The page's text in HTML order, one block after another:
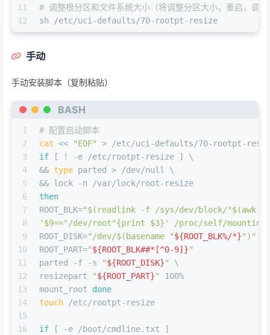
11
12
# 调整根分区和文件系统大小（将调整分区大小，重启，调
sh /etc/uci-defaults/70-rootpt-resize
手动
手动安装脚本（复制粘贴）
BASH
1
2
3
4
5
6
7
8
9
10
11
12
13
14
15
16
# 配置启动脚本
cat << "EOF"
> /etc/uci-defaults/70-rootpt-
if [ ! -e /etc/rootpt-resize ] \
&& type parted > /dev/null \
&& lock -n /var/lock/root-resize
then
ROOT_BLK="$(readlink -f /sys/dev/block/"$(awk -
'$9=="/dev/root"{print $3}' /proc/self/
ROOT_DISK="/dev/$(basename "${ROOT_BLK%/*}" ) "
ROOT_PART="${ROOT_BLK##*[^0-9]}"
parted -f -s
"${ROOT_DISK}"
\
resizepart
"${ROOT_PART}"
100%
mount_root done
touch /etc/rootpt-resize
if [ -e /boot/cmdline.txt ]